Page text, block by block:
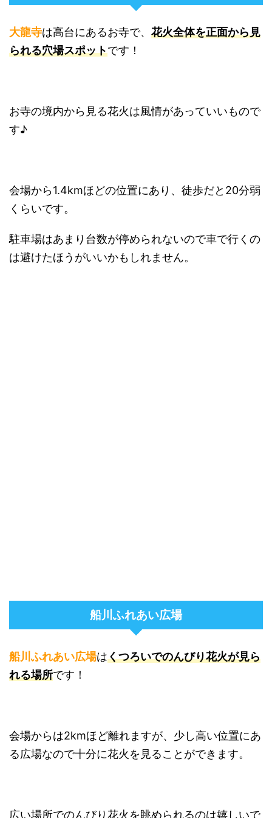
大龍寺は高台にあるお寺で、 花火全体を正面から見
られる穴場スポットです！
お寺の境内から見る花火は風情があっていいもので
す♪
会場から1.4kmほどの位置にあり、徒歩だと20分弱
くらいです。
駐車場はあまり台数が停められないので車で行くの
は避けたほうがいいかもしれません。
船川ふれあい広場
船川ふれあい広場はくつろいでのんびり花火が見ら
れる場所です！
会場からは2kmほど離れますが、少し高い位置にあ
る広場なので十分に花火を見ることができます。
広い場所でのんびり花火を眺められるのは嬉しいで